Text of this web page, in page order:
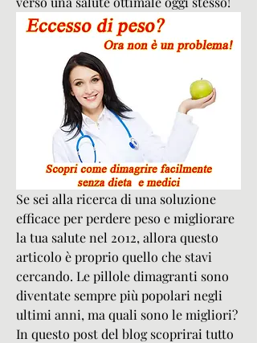
Se sei alla ricerca di una soluzione
efficace per perdere peso e migliorare
la tua salute nel 2012, allora questo
articolo è proprio quello che stavi
cercando. Le pillole dimagranti sono
diventate sempre più popolari negli
ultimi anni, ma quali sono le migliori?
In questo post del blog scoprirai tutto